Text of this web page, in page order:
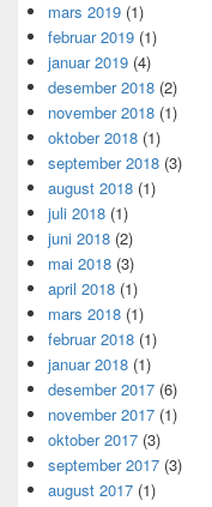
mars 2019 (1)
februar 2019 (1)
januar 2019 (4)
desember 2018 (2)
november 2018 (1)
oktober 2018 (1)
september 2018 (3)
august 2018 (1)
juli 2018 (1)
juni 2018 (2)
mai 2018 (3)
april 2018 (1)
mars 2018 (1)
februar 2018 (1)
januar 2018 (1)
desember 2017 (6)
november 2017 (1)
oktober 2017 (3)
september 2017 (3)
august 2017 (1)